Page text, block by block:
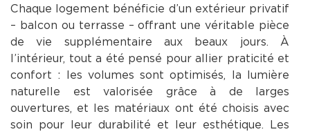
Chaque logement bénéficie d’un extérieur privatif
– balcon ou terrasse – offrant une véritable pièce
de vie supplémentaire aux beaux jours. À
l’intérieur, tout a été pensé pour allier praticité et
confort : les volumes sont optimisés, la lumière
naturelle est valorisée grâce à de larges
ouvertures, et les matériaux ont été choisis avec
soin pour leur durabilité et leur esthétique. Les